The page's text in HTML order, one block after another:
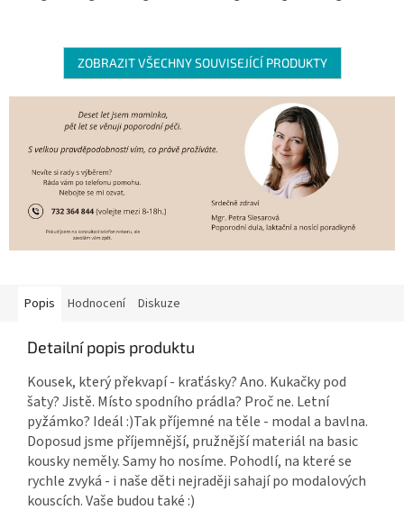
ZOBRAZIT VŠECHNY SOUVISEJÍCÍ PRODUKTY
Popis Hodnocení Diskuze
Detailní popis produktu
Kousek, který překvapí - kraťásky? Ano. Kukačky pod
šaty? Jistě. Místo spodního prádla? Proč ne. Letní
pyžámko? Ideál :)Tak příjemné na těle - modal a bavlna.
Doposud jsme příjemnější, pružnější materiál na basic
kousky neměly. Samy ho nosíme. Pohodlí, na které se
rychle zvyká - i naše děti nejraději sahají po modalových
kouscích. Vaše budou také :)